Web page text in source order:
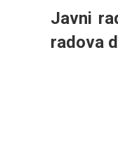
Javni
radova